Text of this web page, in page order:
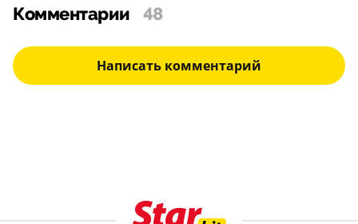
Комментарии 48
Написать комментарий